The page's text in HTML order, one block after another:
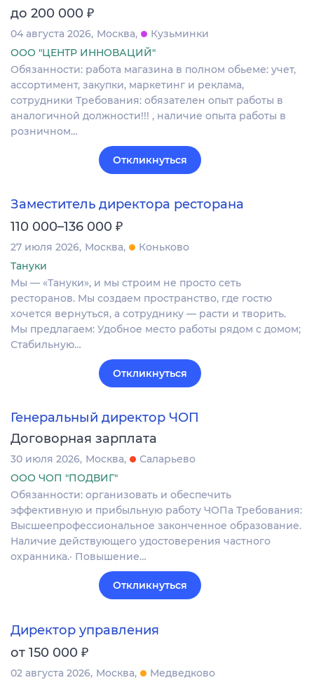
до 200 000 ₽
04 августа 2026 Москва
Кузьминки
ООО "ЦЕНТР ИННОВАЦИЙ"
Обязанности: работа магазина в полном обьеме: учет,
ассортимент, закупки, маркетинг и реклама,
сотрудники Требования: обязателен опыт работы в
аналогичной должности!!! , наличие опыта работы в
розничном…
Откликнуться
Заместитель директора ресторана
110 000–136 000 ₽
27 июля 2026 Москва
Коньково
Тануки
Мы — «Тануки», и мы строим не просто сеть
ресторанов. Мы создаем пространство, где гостю
хочется вернуться, а сотруднику — расти и творить.
Мы предлагаем: Удобное место работы рядом с домом;
Стабильную…
Откликнуться
Генеральный директор ЧОП
Договорная зарплата
30 июля 2026 Москва
Саларьево
ООО ЧОП "ПОДВИГ"
Обязанности: организовать и обеспечить
эффективную и прибыльную работу ЧОПа Требования:
Высшеепрофессиональное законченное образование.
Наличие действующего удостоверения частного
охранника.· Повышение…
Откликнуться
Директор управления
от 150 000 ₽
02 августа 2026 Москва
Медведково